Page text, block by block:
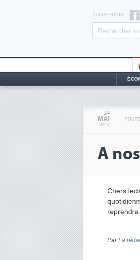
Suivez-nous
24
MAI
2012
A
Chers
reprendra
ParLa